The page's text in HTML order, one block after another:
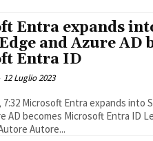
Entra expands
and Azure AD
Entra ID
12 Luglio 2023
Service
Microsoft Entra ID Leggi la notizia sul
Autore...